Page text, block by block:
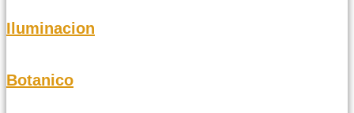
Iluminacion
Botanico